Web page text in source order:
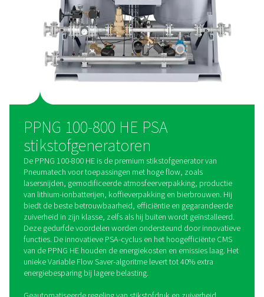
De PPNG 100-800 HE verlaagt het energieverbruik en
van stikstof in flessen overbodig, waardoor de
verlaagd en transportgerelateerde emissies worden